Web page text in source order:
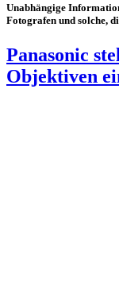
Unabhängige
Fotografen und solche,
Panasonic
Objektiven